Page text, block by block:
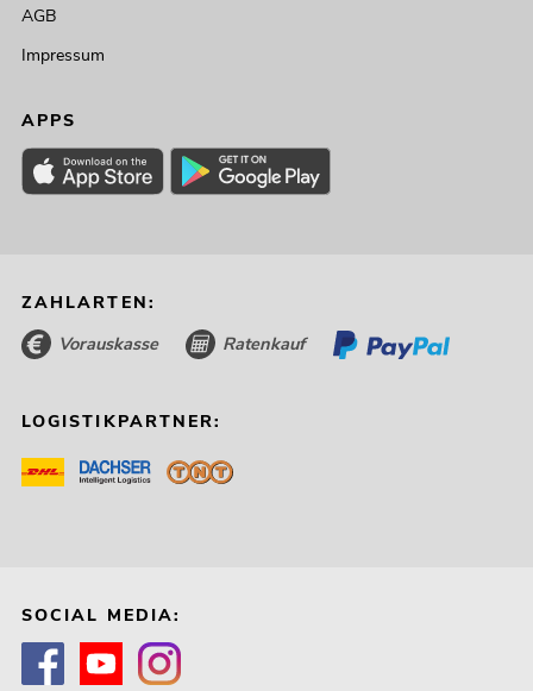
AGB
Impressum
APPS
ZAHLARTEN:
Vorauskasse Ratenkauf
LOGISTIKPARTNER:
SOCIAL MEDIA: